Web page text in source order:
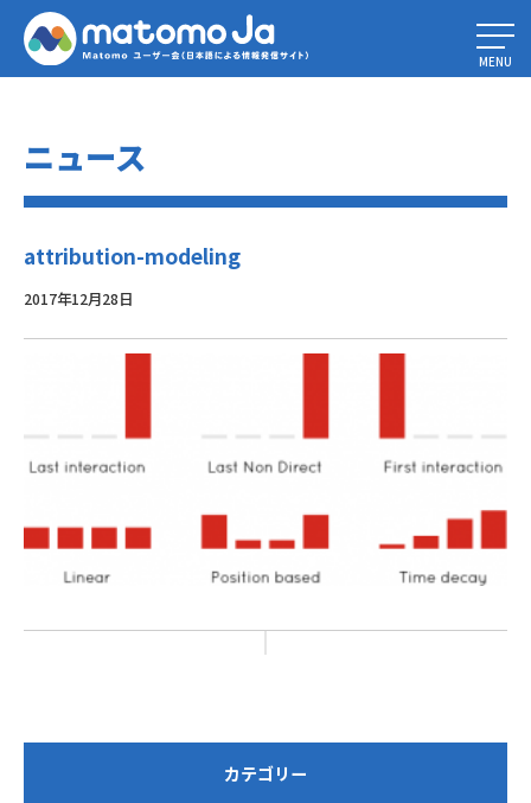
Home»
アトリビューションモデリングによるマーケティング意思決定の改
善»attribution-modeling
MENU
ニュース
attribution-modeling
2017年12月28日
カテゴリー